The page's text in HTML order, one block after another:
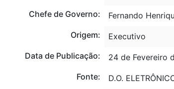
Chefe de Governo:
Fernando
Origem:
Executivo
Data de Publicação:
24 de Fevereiro
Fonte:
D.O.